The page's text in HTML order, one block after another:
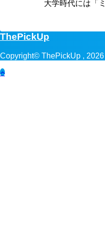
大学時代には「
ThePickUp
Copyright© ThePickUp ,